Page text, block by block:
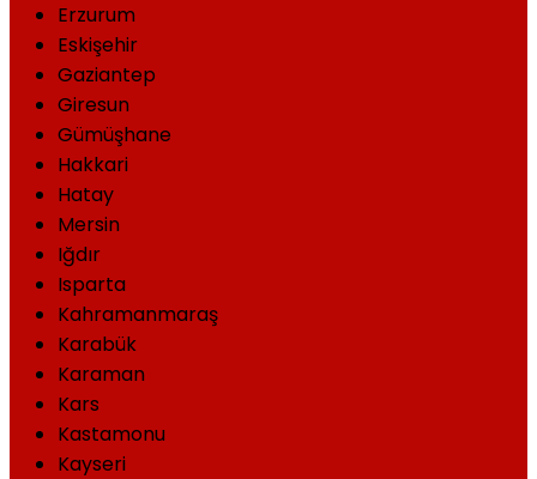
Erzurum
Eskişehir
Gaziantep
Giresun
Gümüşhane
Hakkari
Hatay
Mersin
Iğdır
Isparta
Kahramanmaraş
Karabük
Karaman
Kars
Kastamonu
Kayseri